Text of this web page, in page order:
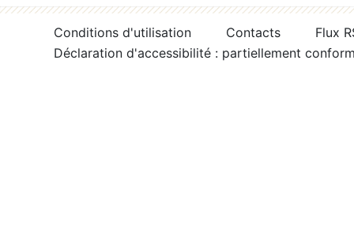
Conditions d'utilisation Contacts
Flux
Déclaration d'accessibilité : partiellement